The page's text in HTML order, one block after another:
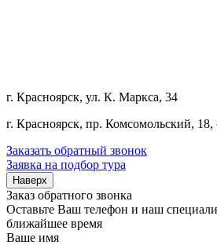
г. Красноярск, ул. К. Маркса, 34
г. Красноярск, пр. Комсомольский, 18,
Заказать обратный звонок
Заявка на подбор тура
Наверх
Заказ обратного звонка
Оставьте Ваш телефон и наш
ближайшее время
Ваше имя